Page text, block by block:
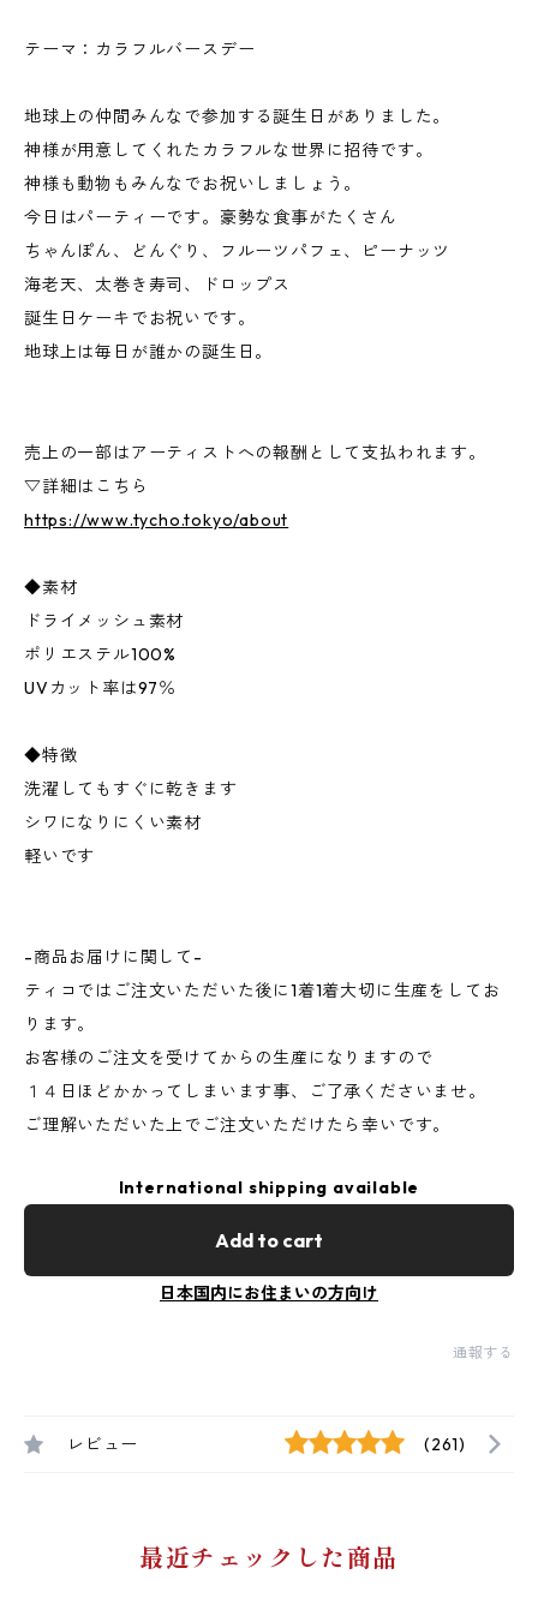
テーマ：カラフルバースデー
地球上の仲間みんなで参加する誕生日がありました。
神様が用意してくれたカラフルな世界に招待です。
神様も動物もみんなでお祝いしましょう。
今日はパーティーです。豪勢な食事がたくさん
ちゃんぽん、どんぐり、フルーツパフェ、ピーナッツ
海老天、太巻き寿司、ドロップス
誕生日ケーキでお祝いです。
地球上は毎日が誰かの誕生日。
売上の一部はアーティストへの報酬として支払われます。
▽詳細はこちら
https://www.tycho.tokyo/about
◆素材
ドライメッシュ素材
ポリエステル100%
UVカット率は97％
◆特徴
洗濯してもすぐに乾きます
シワになりにくい素材
軽いです
-商品お届けに関して-
ティコではご注文いただいた後に1着1着大切に生産をしてお
ります。
お客様のご注文を受けてからの生産になりますので
１４日ほどかかってしまいます事、ご了承くださいませ。
ご理解いただいた上でご注文いただけたら幸いです。
International shipping available
Add to cart
日本国内にお住まいの方向け
通報する
レビュー (261)
最近チェックした商品